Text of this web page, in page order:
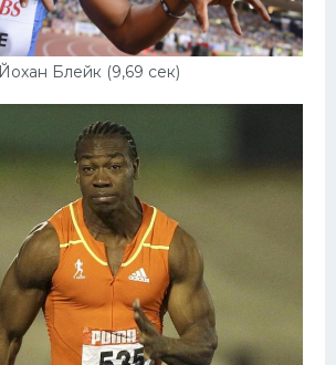
Йохан Блейк (9,69 сек)